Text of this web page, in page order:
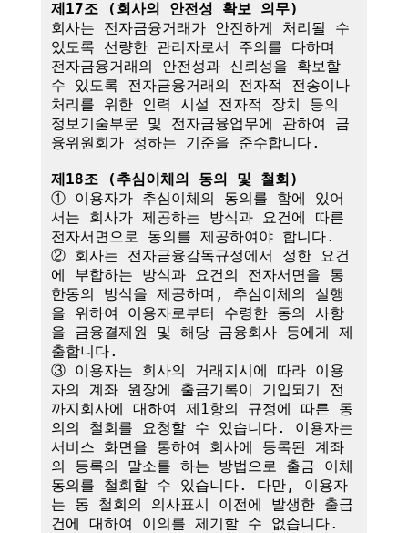
제17조 (회사의 안전성 확보 의무)
회사는 전자금융거래가 안전하게 처리될 수
있도록 선량한 관리자로서 주의를 다하며
전자금융거래의 안전성과 신뢰성을 확보할
수 있도록 전자금융거래의 전자적 전송이나
처리를 위한 인력 시설 전자적 장치 등의
정보기술부문 및 전자금융업무에 관하여 금
융위원회가 정하는 기준을 준수합니다.
제18조 (추심이체의 동의 및 철회)
① 이용자가 추심이체의 동의를 함에 있어
서는 회사가 제공하는 방식과 요건에 따른
전자서면으로 동의를 제공하여야 합니다.
② 회사는 전자금융감독규정에서 정한 요건
에 부합하는 방식과 요건의 전자서면을 통
한동의 방식을 제공하며, 추심이체의 실행
을 위하여 이용자로부터 수령한 동의 사항
을 금융결제원 및 해당 금융회사 등에게 제
출합니다.
③ 이용자는 회사의 거래지시에 따라 이용
자의 계좌 원장에 출금기록이 기입되기 전
까지회사에 대하여 제1항의 규정에 따른 동
의의 철회를 요청할 수 있습니다. 이용자는
서비스 화면을 통하여 회사에 등록된 계좌
의 등록의 말소를 하는 방법으로 출금 이체
동의를 철회할 수 있습니다. 다만, 이용자
는 동 철회의 의사표시 이전에 발생한 출금
건에 대하여 이의를 제기할 수 없습니다.